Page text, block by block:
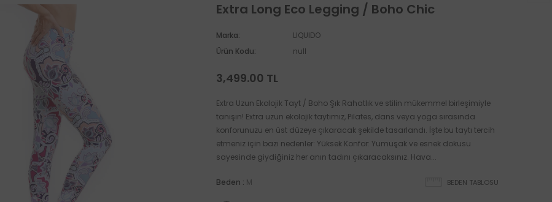
Extra Long Eco Legging / Boho Chic
Marka:
LIQUIDO
Ürün Kodu:
null
3,499.00 TL
Extra Uzun Ekolojik Tayt / Boho Şık Rahatlık ve stilin mükemmel birleşimiyle
tanışın! Extra uzun ekolojik taytımız, Pilates, dans veya yoga sırasında
konforunuzu en üst düzeye çıkaracak şekilde tasarlandı. İşte bu taytı tercih
etmeniz için bazı nedenler: Yüksek Konfor: Yumuşak ve esnek dokusu
sayesinde giydiğiniz her anın tadını çıkaracaksınız. Hava...
BEDEN TABLOSU
Beden : M